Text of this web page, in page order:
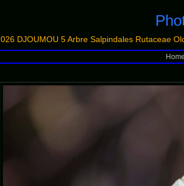
026 DJOUMOU 5 Arbre Salpindales Rutaceae
Home